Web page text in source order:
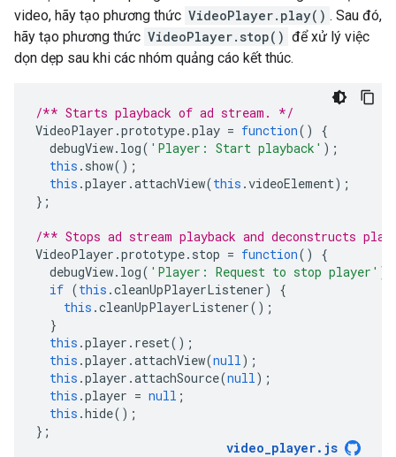
video, hãy tạo phương thức VideoPlayer.play() . Sau đó,
hãy tạo phương thức VideoPlayer.stop() để xử lý việc
dọn dẹp sau khi các nhóm quảng cáo kết thúc.
/** Starts playback of ad stream. */
VideoPlayer .prototype.play = function()
{
debugView. log( 'Player: Start playback' );
this . show();
this .player .attachView(this .videoElement);
};
/** Stops ad stream playback and deconstructs
VideoPlayer .prototype. stop = function()
{
debugView. log( 'Player: Request to stop player' );
if (this .cleanUpPlayerListener)
{
this .cleanUpPlayerListener();
}
this .player . reset();
this .player .attachView(null);
this .player .attachSource(null);
this .player = null ;
this .hide();
};
video_player. js